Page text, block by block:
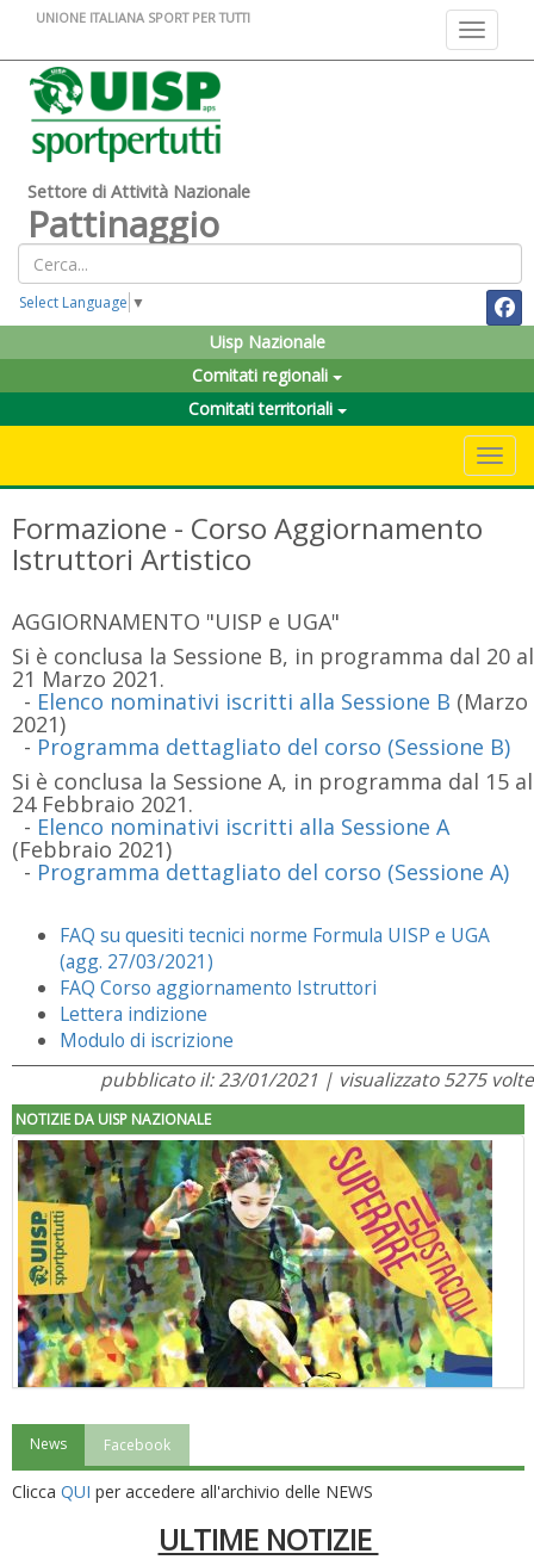
Toggle
UNIONE ITALIANA SPORT PER TUTTI
Settore di Attività Nazionale
Pattinaggio
Select Language ▼
Uisp Nazionale
Comitati regionali
Comitati territoriali
Formazione - Corso Aggiornamento
Istruttori Artistico
AGGIORNAMENTO "UISP e UGA"
Si è conclusa la Sessione B, in programma dal 20 al
21 Marzo 2021.
- Elenco nominativi iscritti alla Sessione B (Marzo
2021)
- Programma dettagliato del corso (Sessione B)
Si è conclusa la Sessione A, in programma dal 15 al
24 Febbraio 2021.
- Elenco nominativi iscritti alla Sessione A
(Febbraio 2021)
- Programma dettagliato del corso (Sessione A)
FAQ su quesiti tecnici norme Formula UISP e UGA
(agg. 27/03/2021)
FAQ Corso aggiornamento Istruttori
Lettera indizione
Modulo di iscrizione
pubblicato il: 23/01/2021 | visualizzato 5275 volte
NOTIZIE DA UISP NAZIONALE
"Superare gli ostacoli": la relazione di Tiziano Pesce al CN Uisp
News Facebook
Clicca QUI per accedere all'archivio delle NEWS
ULTIME NOTIZIE